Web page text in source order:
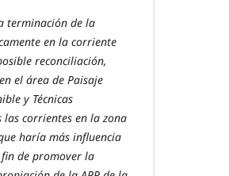
terminación de la
en la corriente
reconciliación,
el área de Paisaje
y Técnicas
las corrientes en la zona
haría más influencia
de promover la